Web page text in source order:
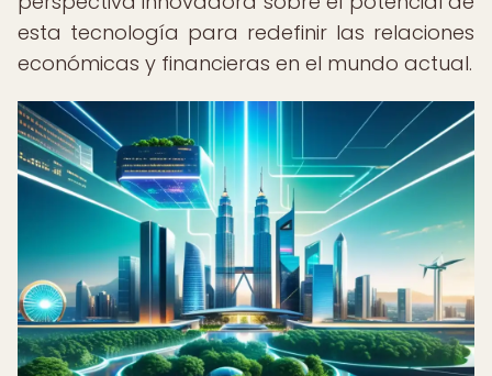
esta tecnología para redefinir las relaciones
económicas y financieras en el mundo actual.